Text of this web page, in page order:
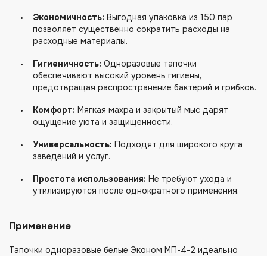
Экономичность: Выгодная упаковка из 150 пар
позволяет существенно сократить расходы на
расходные материалы.
Гигиеничность: Одноразовые тапочки
обеспечивают высокий уровень гигиены,
предотвращая распространение бактерий и грибков.
Комфорт: Мягкая махра и закрытый мыс дарят
ощущение уюта и защищенности.
Универсальность: Подходят для широкого круга
заведений и услуг.
Простота использования: Не требуют ухода и
утилизируются после однократного применения.
Применение
Тапочки одноразовые белые Эконом МП-4-2 идеально
Напишите нам. Получите
специальные цены.